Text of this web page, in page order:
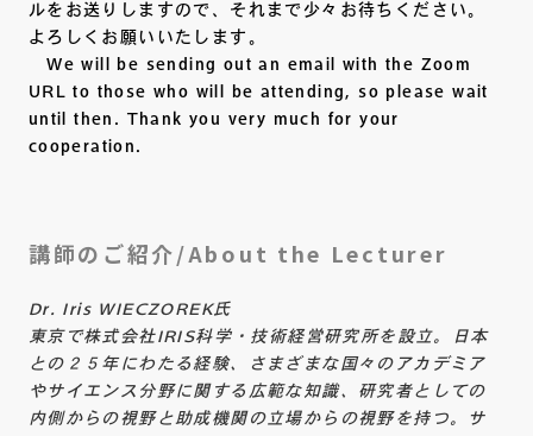
ルをお送りしますので、それまで少々お待ちください。
よろしくお願いいたします。
We will be sending out an email with the Zoom
URL to those who will be attending, so please wait
until then. Thank you very much for your
cooperation.
講師のご紹介/About the Lecturer
Dr. Iris WIECZOREK氏
東京で株式会社IRIS科学・技術経営研究所を設立。日本
との２５年にわたる経験、さまざまな国々のアカデミア
やサイエンス分野に関する広範な知識、研究者としての
内側からの視野と助成機関の立場からの視野を持つ。サ